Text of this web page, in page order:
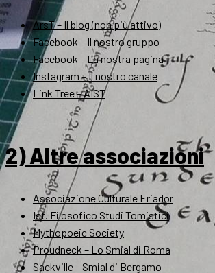
ArsT – Il blog (non più attivo)
Facebook – Il nostro gruppo
Facebook – La nostra pagina
Instagram – Il nostro canale
Link Tree – AIST
2) Altre associazioni
Associazione Culturale Eriador
Ist. Filosofico Studi Tomistici
Mythopoeic Society
Proudneck – Lo Smial di Roma
Sackville – Smial di Bergamo